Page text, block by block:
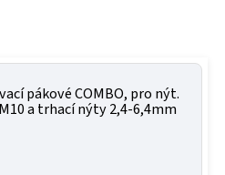
pákové COMBO, pro nýt.
a trhací nýty 2,4-6,4mm